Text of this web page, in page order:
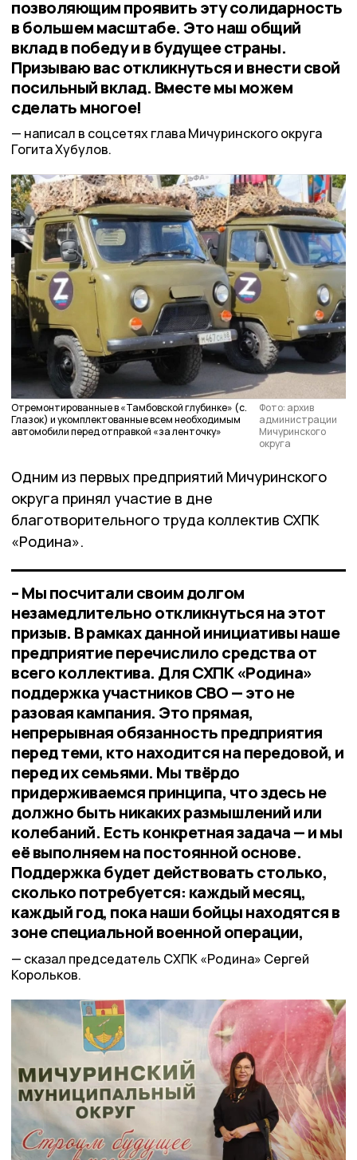
позволяющим проявить эту солидарность
в большем масштабе. Это наш общий
вклад в победу и в будущее страны.
Призываю вас откликнуться и внести свой
посильный вклад. Вместе мы можем
сделать многое!
написал в соцсетях глава Мичуринского округа
Гогита Хубулов.
Отремонтированные в «Тамбовской глубинке» (с.
Глазок) и укомплектованные всем необходимым
автомобили перед отправкой «за ленточку»
Фото: архив
администрации
Мичуринского
округа
Одним из первых предприятий Мичуринского
округа принял участие в дне
благотворительного труда коллектив СХПК
«Родина».
– Мы посчитали своим долгом
незамедлительно откликнуться на этот
призыв. В рамках данной инициативы наше
предприятие перечислило средства от
всего коллектива. Для СХПК «Родина»
поддержка участников СВО — это не
разовая кампания. Это прямая,
непрерывная обязанность предприятия
перед теми, кто находится на передовой, и
перед их семьями. Мы твёрдо
придерживаемся принципа, что здесь не
должно быть никаких размышлений или
колебаний. Есть конкретная задача — и мы
её выполняем на постоянной основе.
Поддержка будет действовать столько,
сколько потребуется: каждый месяц,
каждый год, пока наши бойцы находятся в
зоне специальной военной операции,
сказал председатель СХПК «Родина» Сергей
Корольков.